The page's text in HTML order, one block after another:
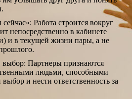
Работа строится вокруг
непосредственно в кабинете
и в текущей жизни пары, а не
выбор: Партнеры признаются
людьми, способными
и нести ответственность за